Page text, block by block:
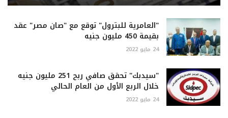
"العامرية للبترول" توقع مع "صان مصر" عقد
بقيمة 450 مليون جنيه
24 مايو 2022
"سيدبك" تحقق صافي ربح 251 مليون جنيه
خلال الربع الأول من العام الحالي
24 مايو 2022